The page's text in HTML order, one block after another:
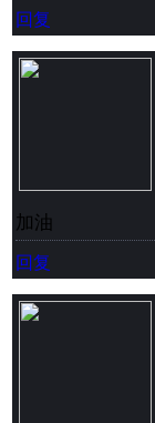
回复
加油
回复